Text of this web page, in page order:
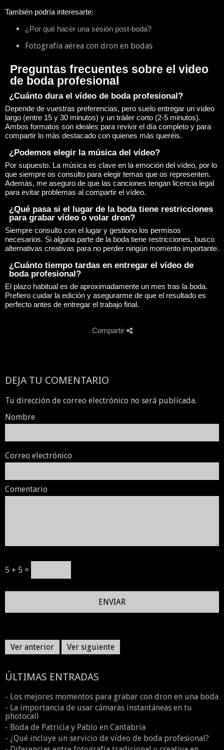
También podría interesarte:
¿Por qué hacer una sesión post-boda?
Fotografía aérea con dron en bodas
Preguntas frecuentes sobre el video
de boda profesional
¿Cuánto dura el vídeo de boda profesional?
Depende de vuestras preferencias, pero suelo entregar un vídeo
largo (entre 15 y 30 minutos) y un tráiler corto (2-5 minutos).
Ambos formatos son ideales para revivir el día completo y para
compartir lo más destacado con quienes más queréis.
¿Podemos elegir la música del vídeo?
Por supuesto. La música es clave en la emoción del vídeo, por lo
que siempre os consulto para elegir temas que os representen.
Además, me aseguro de que las canciones tengan licencia legal
para evitar problemas al compartir el vídeo.
¿Qué pasa si el lugar de la boda tiene restricciones
para grabar vídeo o volar dron?
Siempre consulto con el lugar y gestiono los permisos
necesarios. Si alguna parte de la boda tiene restricciones, busco
alternativas creativas para no perder ningún momento importante.
¿Cuánto tiempo tardas en entregar el vídeo de
boda profesional?
El plazo habitual es de aproximadamente un mes tras la boda.
Prefiero cuidar la edición y asegurarme de que el resultado es
perfecto antes de entregar el trabajo final.
Compartir
DEJA TU COMENTARIO
Tu dirección de correo electrónico no será publicada.
Nombre
Correo electrónico
Comentario
5 + 5 =
Ver anterior Ver siguiente
ÚLTIMAS ENTRADAS
- Los mejores momentos para grabar con dron en una boda
- La importancia de usar cámaras instantáneas en tu
photocall
- Boda de Patricia y Pablo en Cantabria
- ¿Qué incluye un servicio de vídeo de boda profesional?